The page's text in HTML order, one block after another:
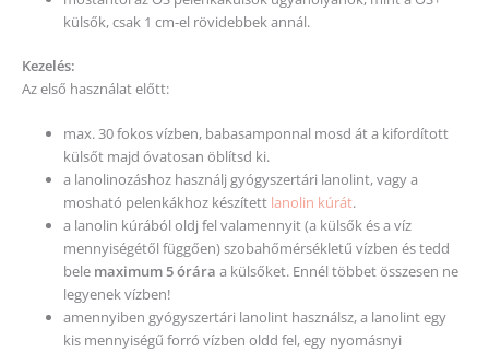
külsők, csak 1 cm-el rövidebbek annál.
Kezelés:
Az első használat előtt:
max. 30 fokos vízben, babasamponnal mosd át a kifordított
külsőt majd óvatosan öblítsd ki.
a lanolinozáshoz használj gyógyszertári lanolint, vagy a
mosható pelenkákhoz készített lanolin kúrát.
a lanolin kúrából oldj fel valamennyit (a külsők és a víz
mennyiségétől függően) szobahőmérsékletű vízben és tedd
bele maximum 5 órára a külsőket. Ennél többet összesen ne
legyenek vízben!
amennyiben gyógyszertári lanolint használsz, a lanolint egy
kis mennyiségű forró vízben oldd fel, egy nyomásnyi